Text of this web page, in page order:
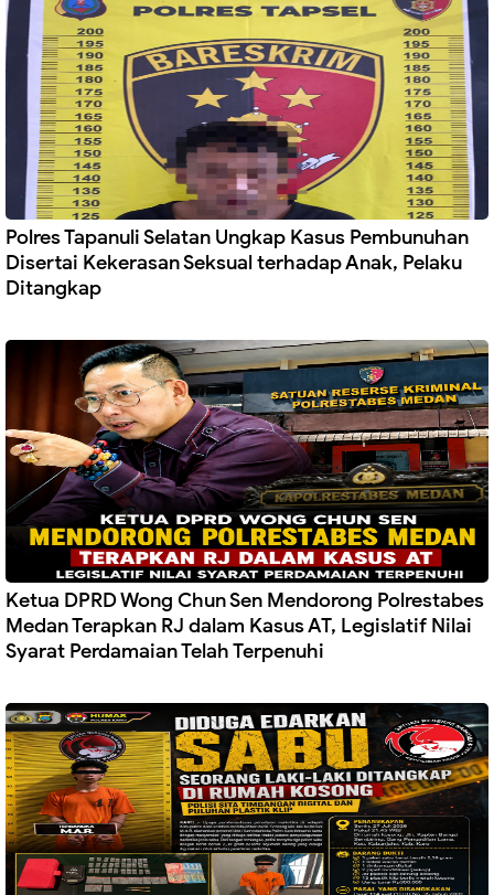
Polres Tapanuli Selatan Ungkap Kasus Pembunuhan
Disertai Kekerasan Seksual terhadap Anak, Pelaku
Ditangkap
Ketua DPRD Wong Chun Sen Mendorong Polrestabes
Medan Terapkan RJ dalam Kasus AT, Legislatif Nilai
Syarat Perdamaian Telah Terpenuhi